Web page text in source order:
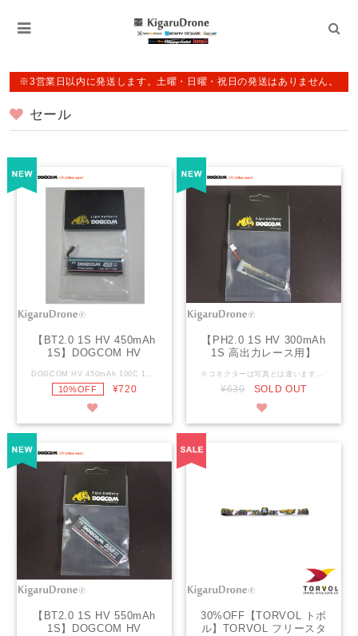
※3営業日以内に発送します。土曜・日曜・祝日の発送はありません。
セール
【BT2.0 1S HV 450mAh
1S】DOGCOM HV
FPV lipo battery with
BT2.0コネクターケーブル
付
DOGCOM HV 450mAh 100C 1S 3.8V FPV lipo battery with BT2.0コネクターケーブル付 対応：1S対応のマイクロドローン 超軽量 100Cの放電率 BT2.0コネクターケーブルを採用 Size: 59x17x 7mm 重さ: 13.5g DOGCOM 450mAh 100C 1S 3.8V FPV lipo battery Specifications: Minimum Capacity: 450mAh Configuration: 3.8V / 1S1P / 1 Cell Continuous Discharge Rate: 100C Burst Discharge Rate: 200C Dimensions: 59mm length x 17mm Width x 7mm Height Weight: about 13.5g Connector: BT2.0 plug 注意 過充電・過放電しますのでご注意下さい。充電中は放置しないようにしてください。 高温状態に置かないでください。 火の中に投じないでください。
10%OFF ¥720
【PH2.0 1S HV 300mAh
1S 高出力レース用】
75C 1S 3.8V FPV HV
battery with PH2.0コネク
ターケーブル付き
※コネクターは写真とは違います。PH2.0コネクターケーブル付き 1S高出力レース用 DOGCOM HV 300mAh 75C 1S 3.8V FPV HV battery with PH2.0コネクター（PH2.0コネクターケーブル付き） 対応：1S対応のマイクロドローン 超軽量 75cの放電率 PH2.0コネクターを採用 Size: 63x12x 6mm 重さ: 7.8g Minimum Capacity: 300mAh Configuration: 3.8V / 2S1P / 1 Cell Continuous Discharge Rate: 75C Burst Discharge Rate: 150C Dimensions: 63mm length x 12mm Width x 6mm Height Weight: about 7.8g Connector: BT2.0 plug 注意 過充電・過放電しますのでご注意下さい。充電中は放置しないようにしてください。 高温状態に置かないでください。 火の中に投じないでください。
¥630 SOLD OUT
【BT2.0 1S HV 550mAh
1S】DOGCOM HV
30%OFF【TORVOL トボ
ル】TORVOL フリースタ